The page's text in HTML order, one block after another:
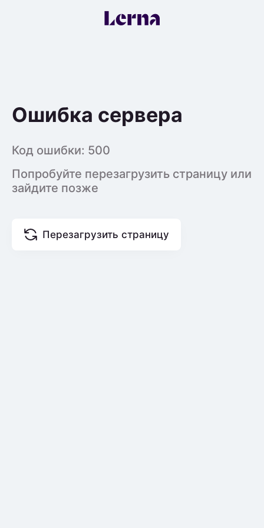
Ошибка сервера
Код ошибки: 500
Попробуйте перезагрузить страницу или
зайдите позже
Перезагрузить страницу